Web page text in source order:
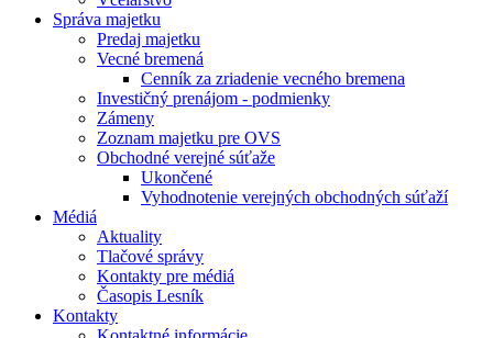
Správa majetku
Predaj majetku
Vecné bremená
Cenník za zriadenie vecného bremena
Investičný prenájom - podmienky
Zámeny
Zoznam majetku pre OVS
Obchodné verejné súťaže
Ukončené
Vyhodnotenie verejných obchodných súťaží
Médiá
Aktuality
Tlačové správy
Kontakty pre médiá
Časopis Lesník
Kontakty